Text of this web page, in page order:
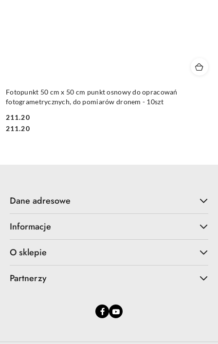
Fotopunkt 50 cm x 50 cm punkt osnowy do opracowań
fotogrametrycznych, do pomiarów dronem - 10szt
Cena:
211.20
Cena:
211.20
Dane adresowe
Informacje
O sklepie
Partnerzy